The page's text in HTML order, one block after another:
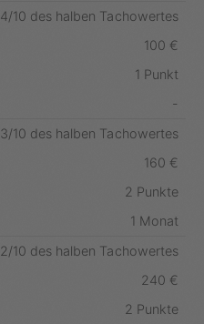
4/10 des halben Tachowertes
100 €
1 Punkt
-
3/10 des halben Tachowertes
160 €
2 Punkte
1 Monat
2/10 des halben Tachowertes
240 €
2 Punkte